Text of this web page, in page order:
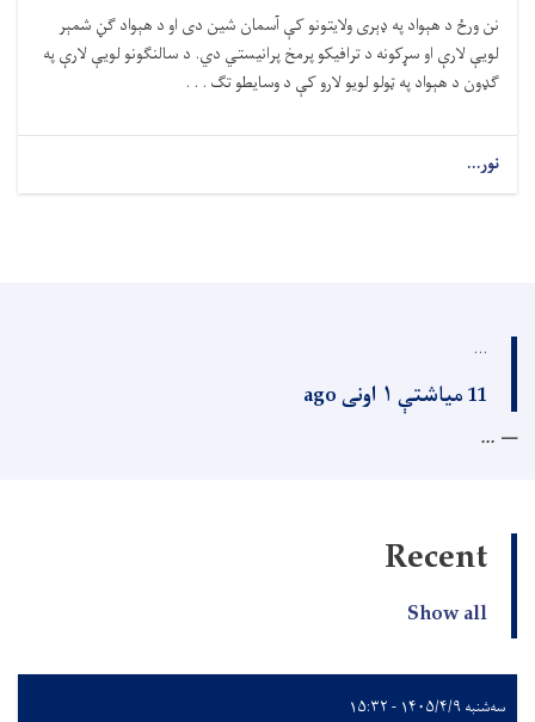
نن ورځ د هېواد په ډېری ولایتونو کې آسمان شین دی او د هېواد ګڼ شمېر
لویې لارې او سړکونه د ترافیکو پرمخ پرانیستي دي. د سالنګونو لویې لارې په
ګډون د هېواد په ټولو لویو لارو کې د وسایطو تګ . . .
نور...
...
11 میاشتې ۱ اونی ago
...
Recent
Show all
سه‌شنبه ۱۴۰۵/۴/۹ - ۱۵:۳۲